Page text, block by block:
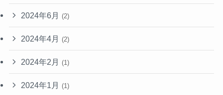
2024年6月 (2)
2024年4月 (2)
2024年2月 (1)
2024年1月 (1)